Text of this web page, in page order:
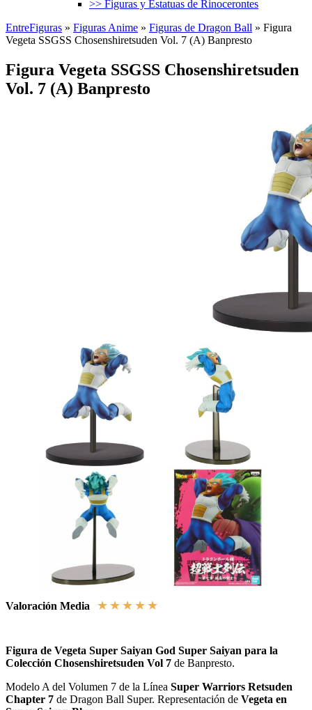
>> Figuras y Estatuas de Rinocerontes
EntreFiguras » Figuras Anime » Figuras de Dragon Ball » Figura
Vegeta SSGSS Chosenshiretsuden Vol. 7 (A) Banpresto
Figura Vegeta SSGSS Chosenshiretsuden
Vol. 7 (A) Banpresto
Valoración Media ★ ★ ★ ★ ★
Figura de Vegeta Super Saiyan God Super Saiyan para la
Colección Chosenshiretsuden Vol 7 de Banpresto.
Modelo A del Volumen 7 de la Línea Super Warriors Retsuden
Chapter 7 de Dragon Ball Super. Representación de Vegeta en